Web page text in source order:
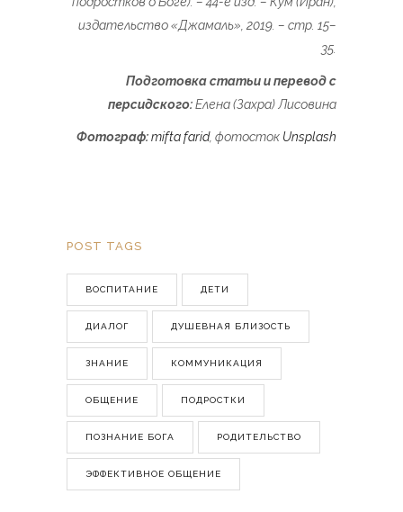
издательство «Джамаль», 2019. – стр. 15–
35.
Подготовка статьи и перевод с
персидского:Елена (Захра) Лисовина
Фотограф:mifta farid, фотосток Unsplash
POST TAGS
ВОСПИТАНИЕ ДЕТИ
ДИАЛОГ ДУШЕВНАЯ БЛИЗОСТЬ
ЗНАНИЕ КОММУНИКАЦИЯ
ОБЩЕНИЕ ПОДРОСТКИ
ПОЗНАНИЕ БОГА РОДИТЕЛЬСТВО
ЭФФЕКТИВНОЕ ОБЩЕНИЕ